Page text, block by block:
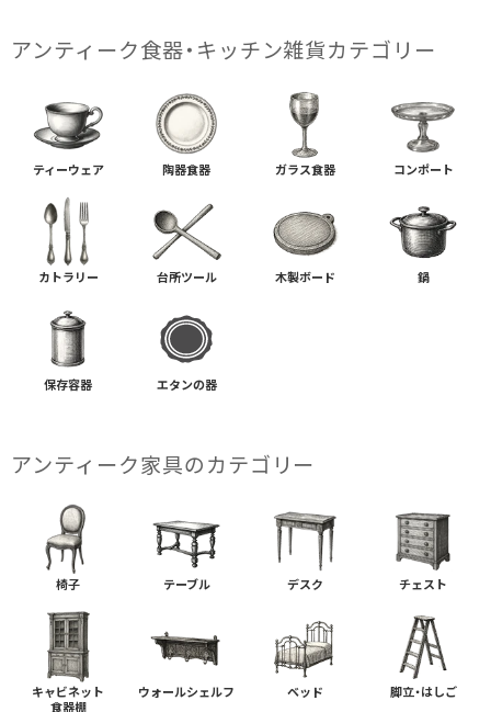
アンティーク食器・キッチン雑貨カテゴリー
ティーウェア 陶器食器 ガラス食器 コンポート
カトラリー 台所ツール 木製ボード 鍋
保存容器 エタンの器
アンティーク家具の​カテゴリー
椅子 テーブル デスク チェスト
キャビネット
食器棚
ウォールシェルフ ベッド 脚立・はしご